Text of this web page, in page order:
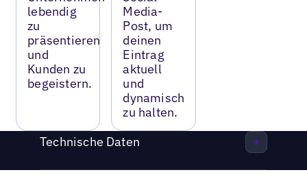
lebendig
zu
präsentieren
und
Kunden zu
begeistern.
Media-
Post, um
deinen
Eintrag
aktuell
und
dynamisch
zu halten.
Technische Daten